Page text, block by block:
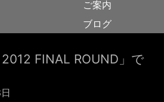
ご案内
ブログ
2012 FINAL ROUND」で